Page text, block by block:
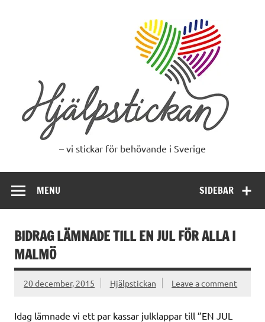
– vi stickar för behövande i Sverige
SIDEBAR
MENU
BIDRAG LÄMNADE TILL EN JUL FÖR ALLA I
MALMÖ
20 december, 2015 Hjälpstickan Leave a comment
Idag lämnade vi ett par kassar julklappar till ”EN JUL